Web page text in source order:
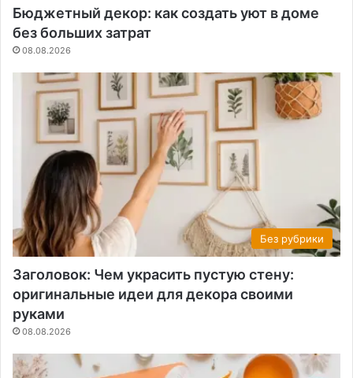
Бюджетный декор: как создать уют в доме
без больших затрат
08.08.2026
Без рубрики
Заголовок: Чем украсить пустую стену:
оригинальные идеи для декора своими
руками
08.08.2026